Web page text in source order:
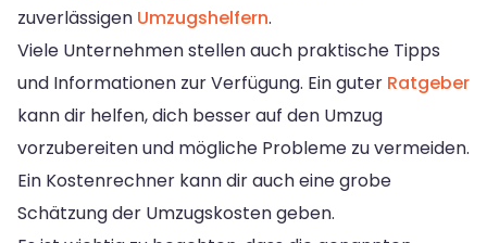
zuverlässigen Umzugshelfern.
Viele Unternehmen stellen auch praktische Tipps
und Informationen zur Verfügung. Ein guter Ratgeber
kann dir helfen, dich besser auf den Umzug
vorzubereiten und mögliche Probleme zu vermeiden.
Ein Kostenrechner kann dir auch eine grobe
Schätzung der Umzugskosten geben.